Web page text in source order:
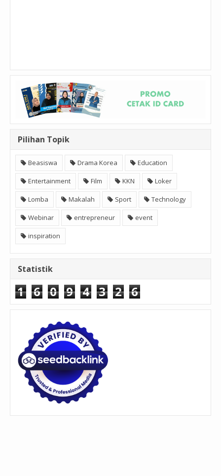
Pilihan Topik
Beasiswa Drama Korea Education
Entertainment Film KKN Loker
Lomba Makalah Sport Technology
Webinar entrepreneur event
inspiration
Statistik
1 6 0 9 4 3 2 6